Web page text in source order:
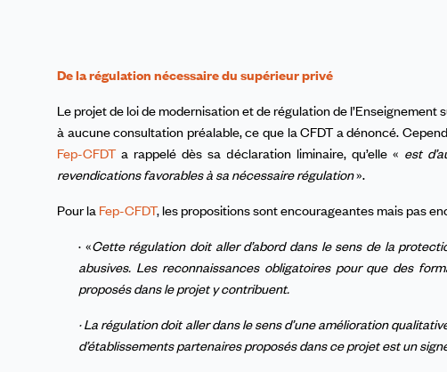
De la régulation nécessaire du supérieur privé
Le projet de loi de modernisation et de régulation de l’Enseignement
à aucune consultation préalable, ce que la CFDT a dénoncé.
Fep-CFDTa rappelé dès sa déclaration liminaire, qu’elle « est
revendications favorables à sa nécessaire régulation».
Pour la Fep-CFDT,les propositions sont encourageantes mais pas
· «Cette régulation doit aller d’abord dans le sens de la
abusives. Les reconnaissances obligatoires pour que des
proposés dans le projet y contribuent.
· La régulation doit aller dans le sens d’une amélioration
d’établissements partenaires proposés dans ce projet est un